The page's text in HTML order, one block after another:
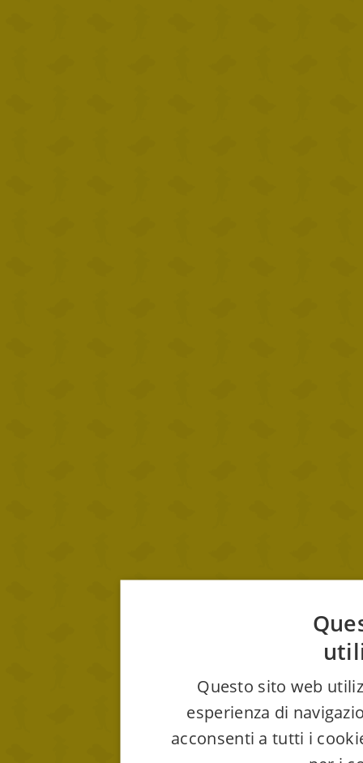
Questo sito web
esperienza di
acconsenti a tutti i